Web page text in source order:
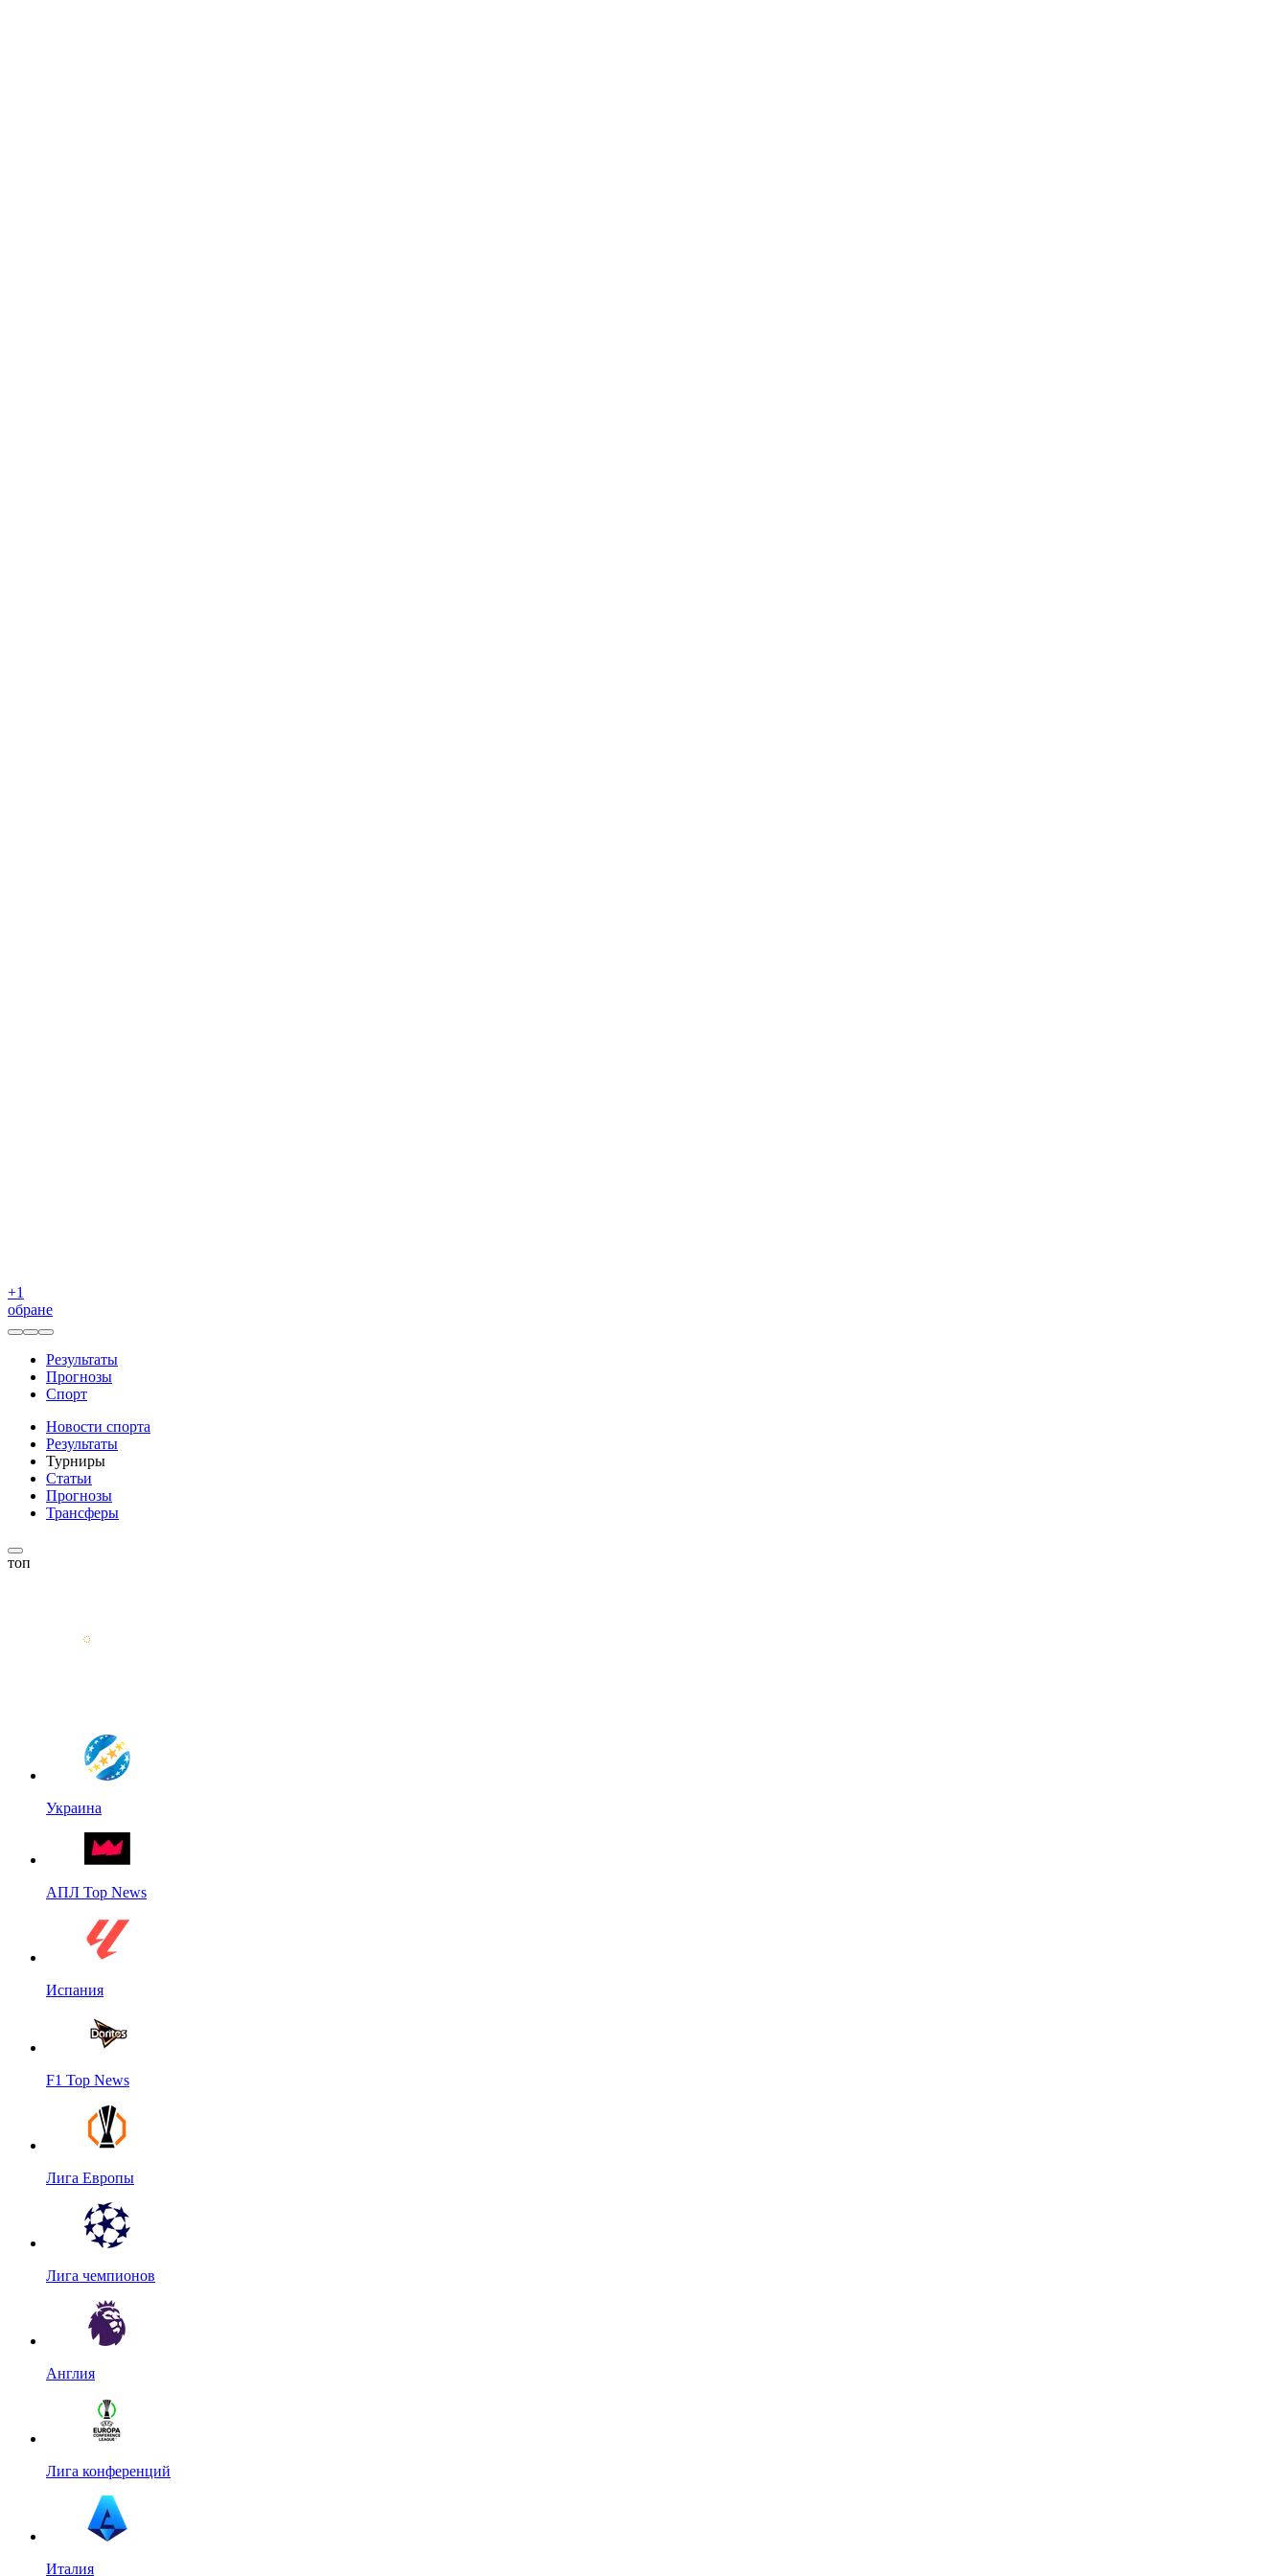
+1
обране
Результаты
Прогнозы
Спорт
Новости спорта
Результаты
Турниры
Статьи
Прогнозы
Трансферы
топ
Украина
АПЛ Top News
Испания
F1 Top News
Лига Европы
Лига чемпионов
Англия
Лига конференций
Италия